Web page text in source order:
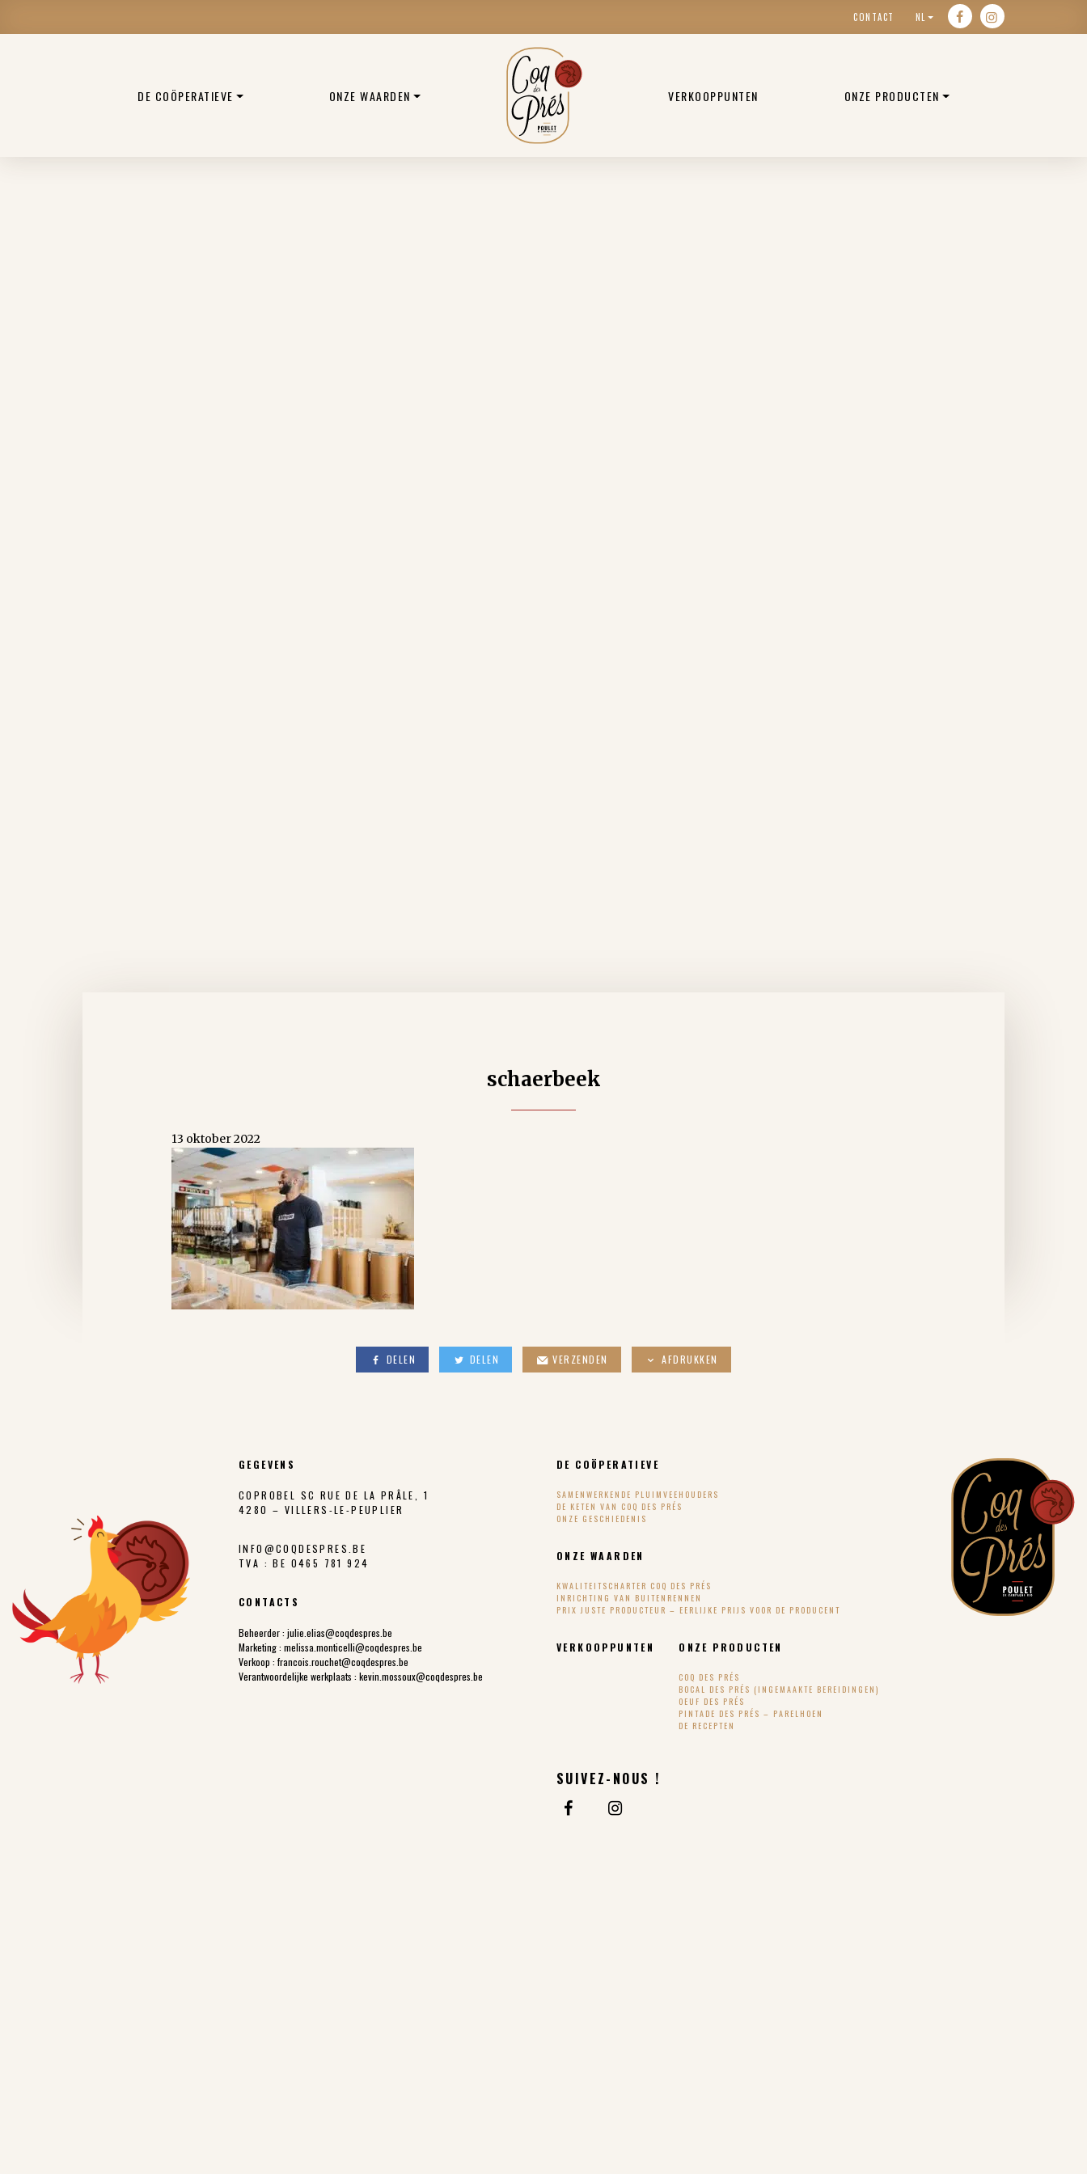
CONTACT NL
DE COÖPERATIEVE ONZE WAARDEN VERKOOPPUNTEN ONZE PRODUCTEN
schaerbeek
13 oktober 2022
DELEN DELEN VERZENDEN AFDRUKKEN
GEGEVENS
COPROBEL SC RUE DE LA PRÂLE, 1
4280 – VILLERS-LE-PEUPLIER
INFO@COQDESPRES.BE
TVA : BE 0465 781 924
CONTACTS
Beheerder : julie.elias@coqdespres.be
Marketing : melissa.monticelli@coqdespres.be
Verkoop : francois.rouchet@coqdespres.be
Verantwoordelijke werkplaats : kevin.mossoux@coqdespres.be
DE COÖPERATIEVE
SAMENWERKENDE PLUIMVEEHOUDERS
DE KETEN VAN COQ DES PRÉS
ONZE GESCHIEDENIS
ONZE WAARDEN
KWALITEITSCHARTER COQ DES PRÉS
INRICHTING VAN BUITENRENNEN
PRIX JUSTE PRODUCTEUR – EERLIJKE PRIJS VOOR DE PRODUCENT
VERKOOPPUNTEN ONZE PRODUCTEN
COQ DES PRÉS
BOCAL DES PRÉS (INGEMAAKTE BEREIDINGEN)
OEUF DES PRÉS
PINTADE DES PRÉS – PARELHOEN
DE RECEPTEN
SUIVEZ-NOUS !